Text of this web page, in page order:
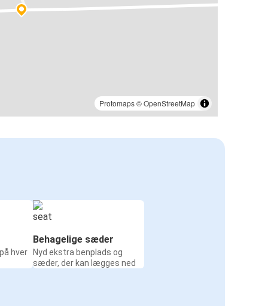
Protomaps©OpenStreetMap
hver
Behagelige sæder
Nyd ekstra benplads og
sæder, der kan lægges ned